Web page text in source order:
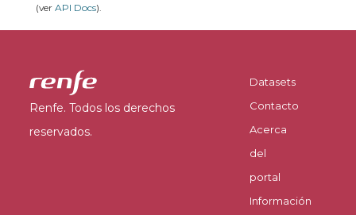
(ver API Docs).
Renfe. Todos los derechos
reservados.
Datasets
Contacto
Acerca
del
portal
Información